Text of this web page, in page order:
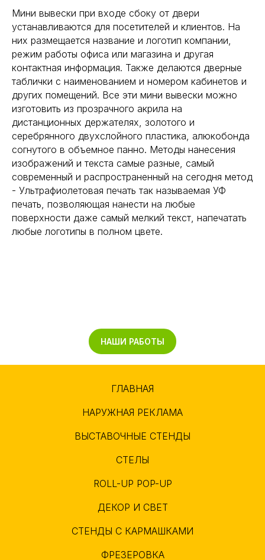
Мини вывески при входе сбоку от двери
устанавливаются для посетителей и клиентов. На
них размещается название и логотип компании,
режим работы офиса или магазина и другая
контактная информация. Также делаются дверные
таблички с наименованием и номером кабинетов и
других помещений. Все эти мини вывески можно
изготовить из прозрачного акрила на
дистанционных держателях, золотого и
серебрянного двухслойного пластика, алюкобонда
согнутого в объемное панно. Методы нанесения
изображений и текста самые разные, самый
современный и распространенный на сегодня метод
- Ультрафиолетовая печать так называемая УФ
печать, позволяющая нанести на любые
поверхности даже самый мелкий текст, напечатать
любые логотипы в полном цвете.
НАШИ РАБОТЫ
ГЛАВНАЯ
НАРУЖНАЯ РЕКЛАМА
ВЫСТАВОЧНЫЕ СТЕНДЫ
СТЕЛЫ
ROLL-UP POP-UP
ДЕКОР И СВЕТ
СТЕНДЫ С КАРМАШКАМИ
ФРЕЗЕРОВКА